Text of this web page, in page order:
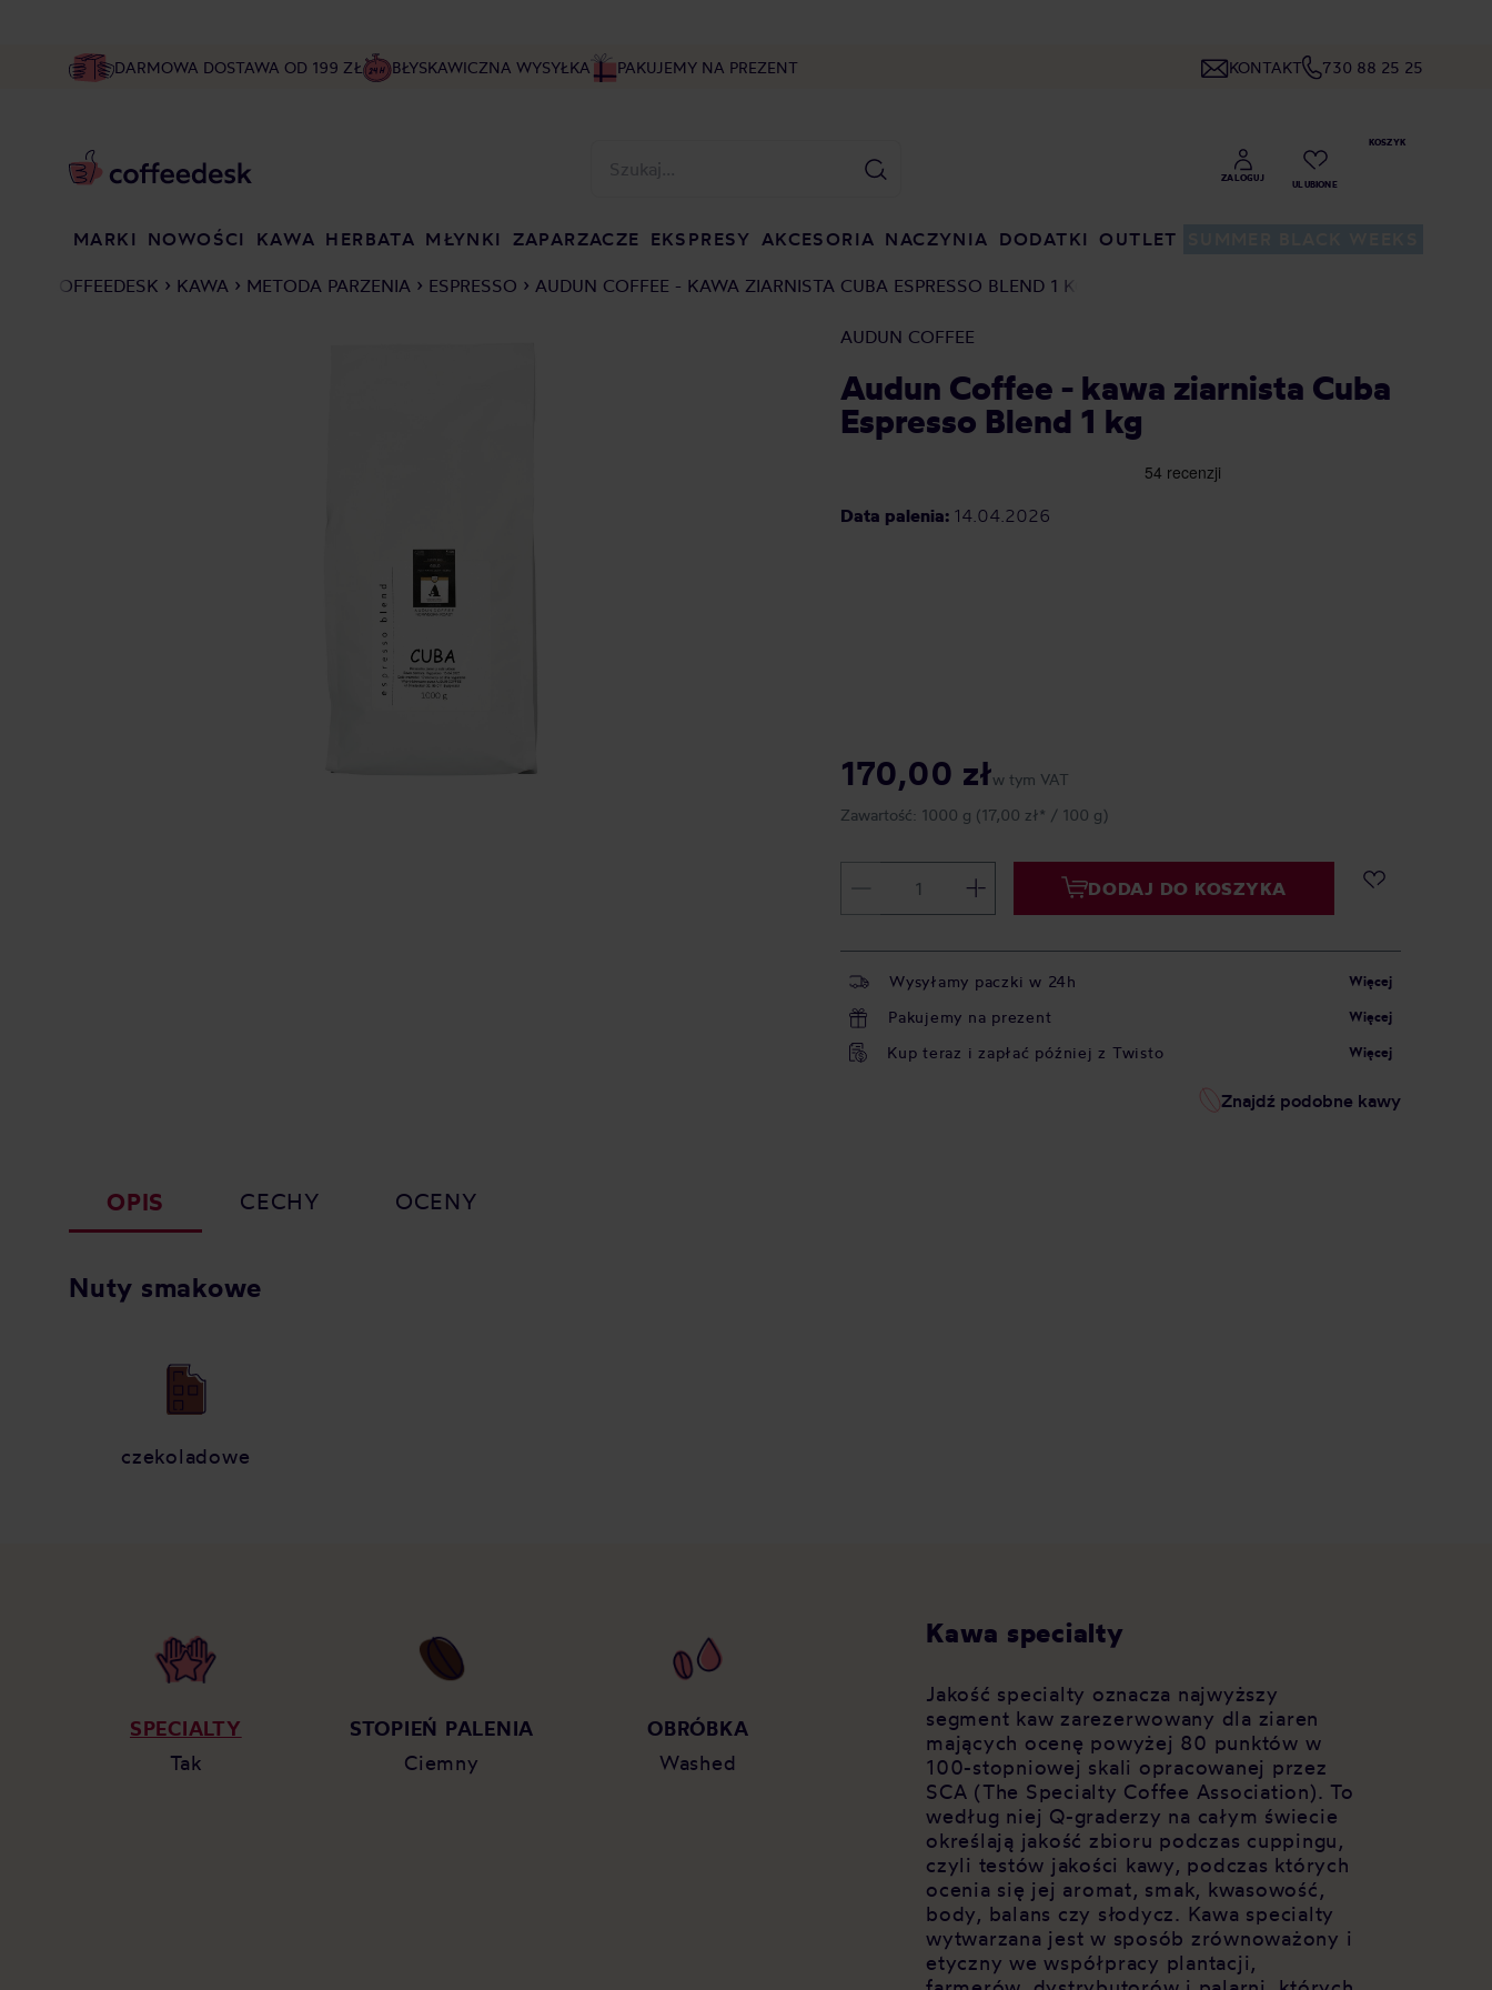
DARMOWA DOSTAWA OD 199 ZŁ BŁYSKAWICZNA WYSYŁKA PAKUJEMY NA PREZENT KONTAKT 730 88 25 25
MARKI NOWOŚCI KAWA HERBATA MŁYNKI ZAPARZACZE EKSPRESY AKCESORIA NACZYNIA DODATKI OUTLET
COFFEEDESK KAWA METODA PARZENIA ESPRESSO AUDUN COFFEE - KAWA ZIARNISTA CUBA ESPRESSO BLEND 1 KG
AUDUN COFFEE
Audun Coffee - kawa ziarnista Cuba
Espresso Blend 1 kg
Data palenia: 14.04.2026
170,00 złw tym VAT
Zawartość: 1000 g (17,00 zł* / 100 g)
DODAJ DO KOSZYKA
Wysyłamy paczki w 24h Więcej
Pakujemy na prezent Więcej
Kup teraz i zapłać później z Twisto Więcej
Znajdź podobne kawy
OPIS CECHY OCENY
Nuty smakowe
czekoladowe
SPECIALTY
Tak
STOPIEŃ PALENIA
Ciemny
OBRÓBKA
Washed
Kawa specialty
Jakość specialty oznacza najwyższy
segment kaw zarezerwowany dla ziaren
mających ocenę powyżej 80 punktów w
100-stopniowej skali opracowanej przez
SCA (The Specialty Coffee Association). To
według niej Q-graderzy na całym świecie
określają jakość zbioru podczas cuppingu,
czyli testów jakości kawy, podczas których
ocenia się jej aromat, smak, kwasowość,
body, balans czy słodycz. Kawa specialty
wytwarzana jest w sposób zrównoważony i
etyczny we współpracy plantacji,